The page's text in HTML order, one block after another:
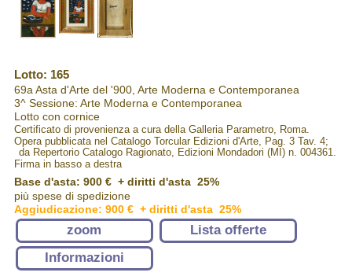
Lotto: 165
69a Asta d'Arte del '900, Arte Moderna e Contemporanea
3^ Sessione: Arte Moderna e Contemporanea
Lotto con cornice
Certificato di provenienza a cura della Galleria Parametro, Roma.
Opera pubblicata nel Catalogo Torcular Edizioni d'Arte, Pag. 3 Tav. 4;
da Repertorio Catalogo Ragionato, Edizioni Mondadori (MI) n. 004361.
Firma in basso a destra
Base d'asta: 900 € + diritti d'asta 25%
più spese di spedizione
Aggiudicazione: 900 € + diritti d'asta 25%
zoom
Lista offerte
Informazioni